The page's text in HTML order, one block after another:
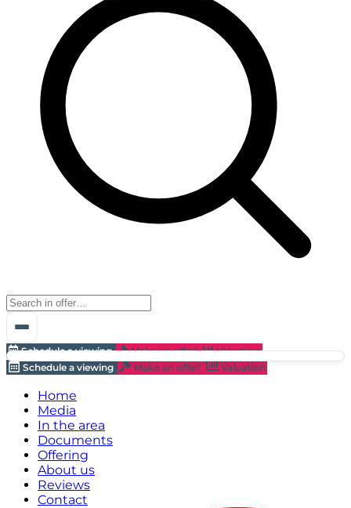
Schedule a viewing Make an offer!
Valuation
Schedule a viewing
Make an offer! Valuation
Home
Media
In the area
Documents
Offering
About us
Reviews
Contact